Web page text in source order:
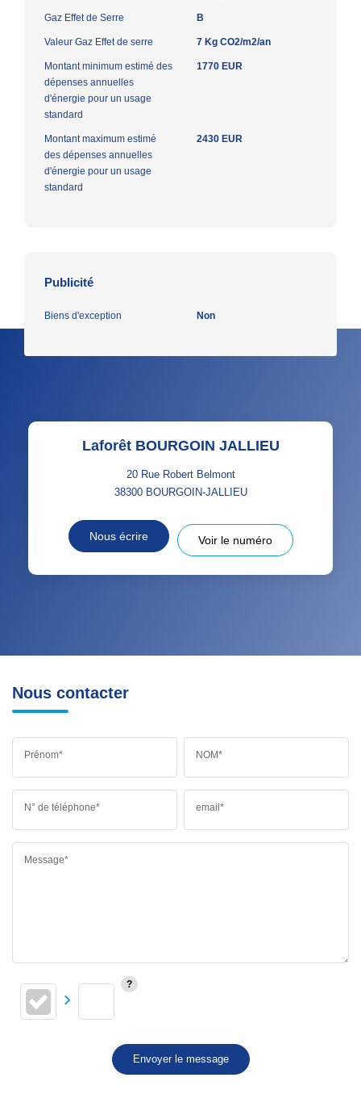
Gaz Effet de Serre B
Valeur Gaz Effet de serre 7 Kg CO2/m2/an
Montant minimum estimé des
dépenses annuelles
d'énergie pour un usage
standard
1770 EUR
Montant maximum estimé
des dépenses annuelles
d'énergie pour un usage
standard
2430 EUR
Publicité
Biens d'exception Non
Laforêt BOURGOIN JALLIEU
20 Rue Robert Belmont
38300 BOURGOIN-JALLIEU
Nous écrire Voir le numéro
Nous contacter
Prénom* NOM*
N° de téléphone* email*
Message*
Envoyer le message